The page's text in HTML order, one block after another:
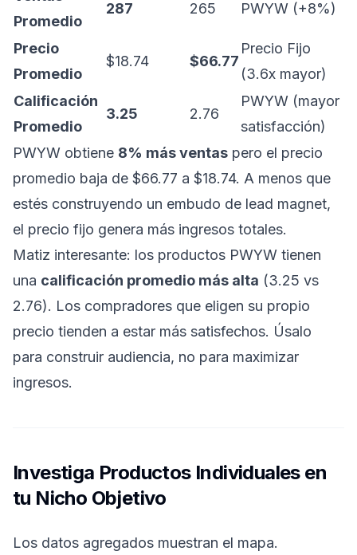
Promedio
287 265 PWYW (+8%)
Precio
Promedio
$18.74 $66.77
Precio Fijo
(3.6x mayor)
Calificación
Promedio
3.25 2.76
PWYW (mayor
satisfacción)
PWYW obtiene 8% más ventas pero el precio
promedio baja de $66.77 a $18.74. A menos que
estés construyendo un embudo de lead magnet,
el precio fijo genera más ingresos totales.
Matiz interesante: los productos PWYW tienen
una calificación promedio más alta (3.25 vs
2.76). Los compradores que eligen su propio
precio tienden a estar más satisfechos. Úsalo
para construir audiencia, no para maximizar
ingresos.
Investiga Productos Individuales en
tu Nicho Objetivo
Los datos agregados muestran el mapa.